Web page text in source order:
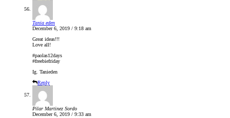
Tania eden
December 6, 2019 / 9:18 am
Great ideas!!!
Love all!
#paolas12days
#freebiefriday
Ig. Tanieden
Reply
Pilar Martinez Sordo
December 6, 2019 / 9:33 am